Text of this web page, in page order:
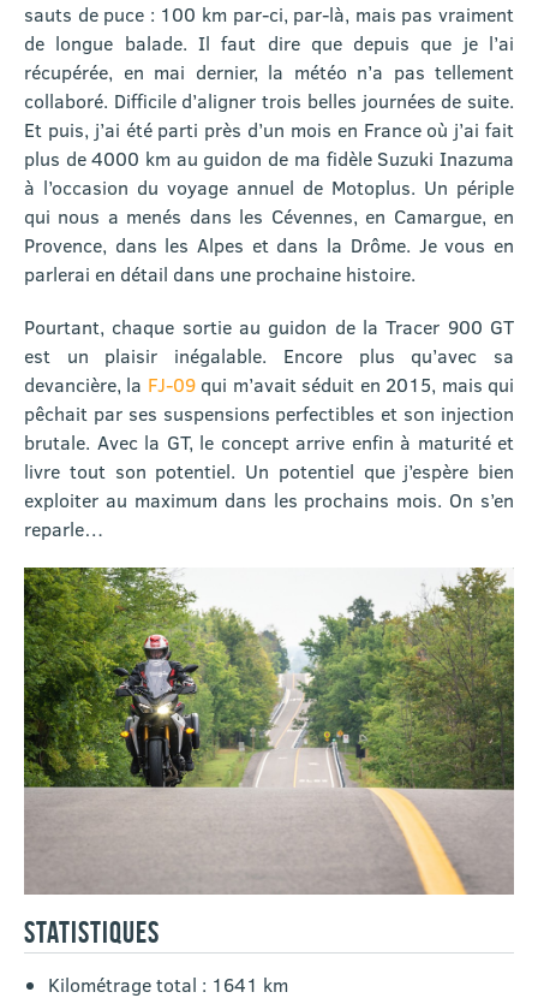
sauts de puce : 100 km par-ci, par-là, mais pas vraiment
de longue balade. Il faut dire que depuis que je l’ai
récupérée, en mai dernier, la météo n’a pas tellement
collaboré. Difficile d’aligner trois belles journées de suite.
Et puis, j’ai été parti près d’un mois en France où j’ai fait
plus de 4000 km au guidon de ma fidèle Suzuki Inazuma
à l’occasion du voyage annuel de Motoplus. Un périple
qui nous a menés dans les Cévennes, en Camargue, en
Provence, dans les Alpes et dans la Drôme. Je vous en
parlerai en détail dans une prochaine histoire.
Pourtant, chaque sortie au guidon de la Tracer 900 GT
est un plaisir inégalable. Encore plus qu’avec sa
devancière, la FJ-09qui m’avait séduit en 2015, mais qui
pêchait par ses suspensions perfectibles et son injection
brutale. Avec la GT, le concept arrive enfin à maturité et
livre tout son potentiel. Un potentiel que j’espère bien
exploiter au maximum dans les prochains mois. On s’en
reparle…
STATISTIQUES
Kilométrage total : 1641 km